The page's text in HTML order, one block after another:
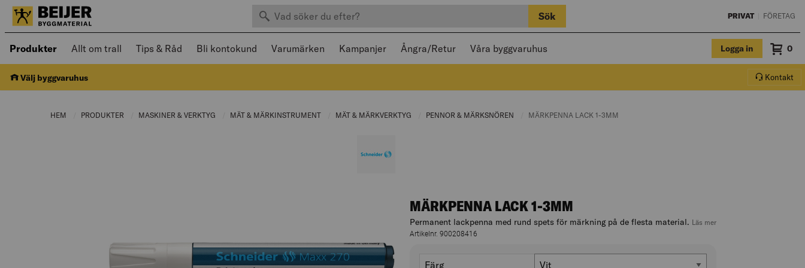
Sök efter produkter Sök PRIVAT FÖRETAG
Produkter Öppnad meny kan navigeras med piltangenter och stängas med Escape
Allt om trall Tips & Råd Bli kontokund Varumärken Kampanjer Ångra/Retur Våra byggvaruhus Logga in 0
Välj byggvaruhus Kontakt
HEM PRODUKTER CURRENT PAGE:
MASKINER & VERKTYG CURRENT PAGE:
MÄT & MÄRKINSTRUMENT CURRENT PAGE:
MÄT & MÄRKVERKTYG CURRENT PAGE:
PENNOR & MÄRKSNÖREN CURRENT PAGE:
CURRENT PAGE:
MÄRKPENNA LACK 1-3MM
MÄRKPENNA LACK 1-3MM
Permanent lackpenna med rund spets för märkning på de flesta material. Läs mer
Artikelnr. 900208416
Varianter
färg Färg
Vit